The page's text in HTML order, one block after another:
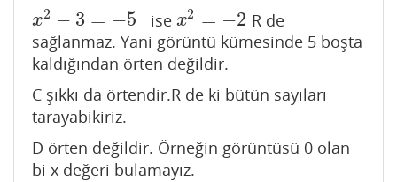
x2 − 3 = −5
x2− 3= −5 ise x2 = −2
x2= −2
R de
sağlanmaz. Yani görüntü kümesinde 5 boşta
kaldığından örten değildir.
C şıkkı da örtendir.R de ki bütün sayıları
tarayabikiriz.
D örten değildir. Örneğin görüntüsü 0 olan
bi x değeri bulamayız.